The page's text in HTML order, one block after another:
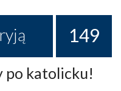
149
po katolicku!